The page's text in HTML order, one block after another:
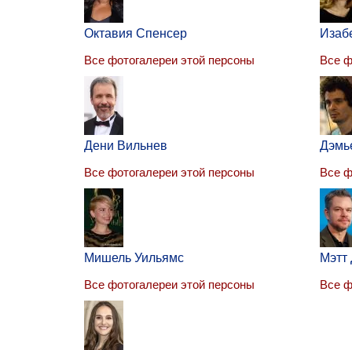
Октавия Спенсер
Все фотогалереи этой персоны
Все
Дени Вильнев
Все фотогалереи этой персоны
Все
Мишель Уильямс
Все фотогалереи этой персоны
Все